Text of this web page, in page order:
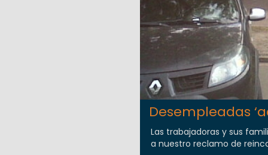
Desempleadas
Las trabajadoras y sus
a nuestro reclamo de